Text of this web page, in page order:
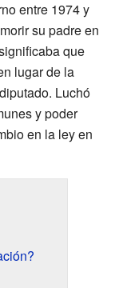
entre 1974 y
su padre en
que
lugar de la
Luchó
y poder
en la ley en